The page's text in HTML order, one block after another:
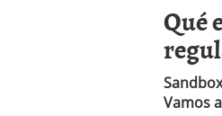
Qué
Vamos